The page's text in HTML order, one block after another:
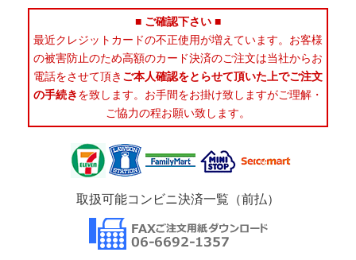
■ ご確認下さい ■
最近クレジットカードの不正使用が増えています。お客様
の被害防止のため高額のカード決済のご注文は当社からお
電話をさせて頂き ご本人確認をとらせて頂いた上でご注文
の手続きを致します。お手間をお掛け致しますがご理解・
ご協力の程お願い致します。
取扱可能コンビニ決済一覧（前払）